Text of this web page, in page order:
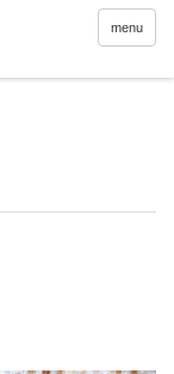
menu